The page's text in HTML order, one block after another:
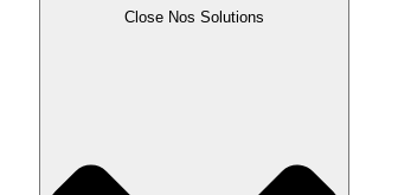
Close Nos Solutions